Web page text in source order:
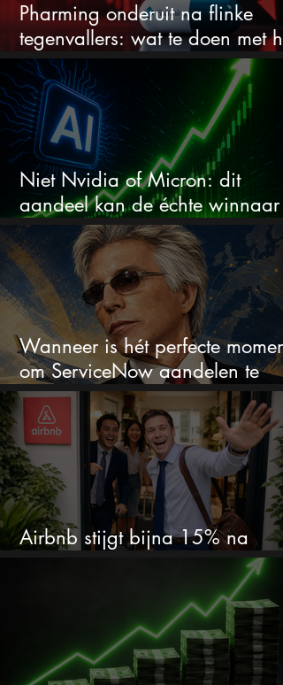
Pharming onderuit na flinke
tegenvallers: wat te doen met
aandeel?
Niet Nvidia of Micron: dit
aandeel kan de échte winnaar
van de AI-race worden
Wanneer is hét perfecte moment
om ServiceNow aandelen te
kopen?
Airbnb stijgt bijna 15% na
cijfers: vooral dit AI-cijfer valt op